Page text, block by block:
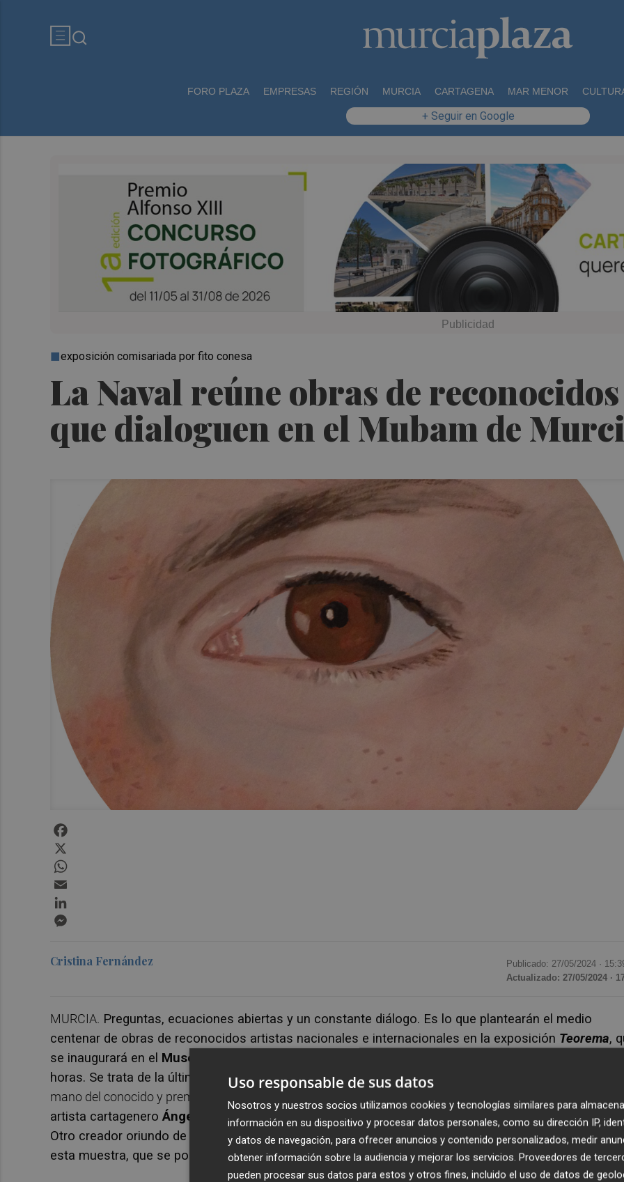
FORO PLAZA EMPRESAS REGIÓN MURCIA CARTAGENA MAR MENOR
+ Seguir en Google
La Naval reúne obras de
que dialoguen en el Mubam de
exposición comisariada por fito conesa
Cristina Fernández Publicado: 27/05/2024 ·
Actualizado: 27/05/2024 ·
MURCIA. Preguntas, ecuaciones abiertas y un constante diálogo. Es lo que plantearán el medio
centenar de obras de reconocidos artistas nacionales e internacionales en la exposición Teorema,
se inaugurará en el Museo de Bellas Artes de Murcia
horas. Se trata de la última
exhibición de laColección La Naval, un proyecto que nació en 1995 de la
mano del conocido y premiado arquitecto
Martín Lejarraga
-vizcaíno con residencia en Cartagena- y
artista cartagenero Ángel Mateo Charris
con la intención de promover el arte y buscar la reflexión.
Otro creador oriundo de la ciudad portuaria, como es Fito Conesa, se ha encargado de comisariar
esta muestra, que se podrá visitar hasta el 29 de septiembre.
Uso responsable de sus datos
Nosotros y nuestros socios utilizamos cookies y tecnologías similares para
información en su dispositivo y procesar datos personales, como su dirección IP,
y datos de navegación, para ofrecer anuncios y contenido personalizados, medir
obtener información sobre la audiencia y mejorar los servicios. Proveedores de
pueden procesar sus datos para estos y otros fines, incluido el uso de datos de